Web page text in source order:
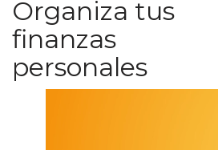
Organiza tus
finanzas
personales